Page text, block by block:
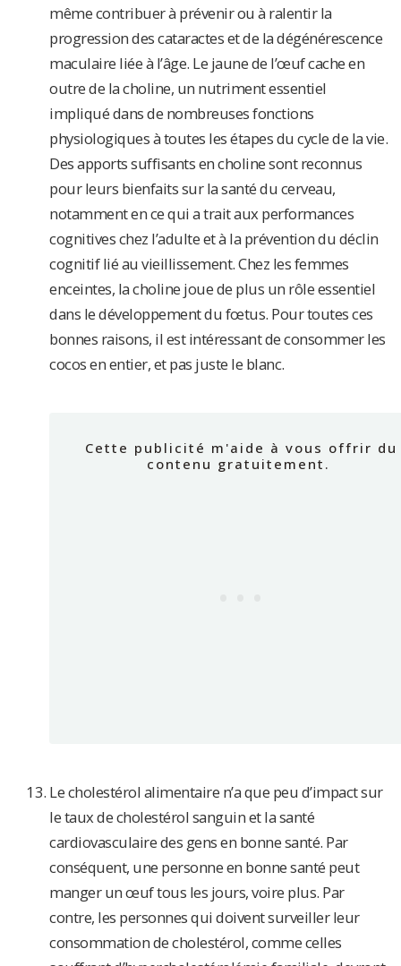
même contribuer à prévenir ou à ralentir la
progression des cataractes et de la dégénérescence
maculaire liée à l’âge. Le jaune de l’œuf cache en
outre de la choline, un nutriment essentiel
impliqué dans de nombreuses fonctions
physiologiques à toutes les étapes du cycle de la vie.
Des apports suffisants en choline sont reconnus
pour leurs bienfaits sur la santé du cerveau,
notamment en ce qui a trait aux performances
cognitives chez l’adulte et à la prévention du déclin
cognitif lié au vieillissement. Chez les femmes
enceintes, la choline joue de plus un rôle essentiel
dans le développement du fœtus. Pour toutes ces
bonnes raisons, il est intéressant de consommer les
cocos en entier, et pas juste le blanc.
Le cholestérol alimentaire n’a que peu d’impact sur
le taux de cholestérol sanguin et la santé
cardiovasculaire des gens en bonne santé. Par
conséquent, une personne en bonne santé peut
manger un œuf tous les jours, voire plus. Par
contre, les personnes qui doivent surveiller leur
consommation de cholestérol, comme celles